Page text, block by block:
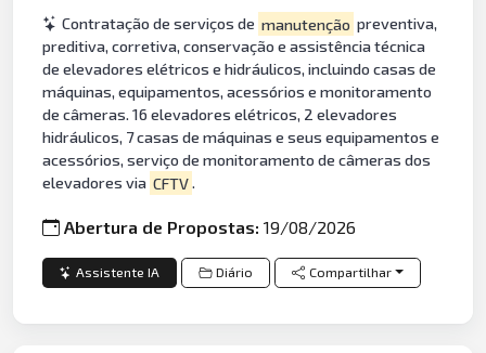
Contratação de serviços de manutenção preventiva,
preditiva, corretiva, conservação e assistência técnica
de elevadores elétricos e hidráulicos, incluindo casas de
máquinas, equipamentos, acessórios e monitoramento
de câmeras. 16 elevadores elétricos, 2 elevadores
hidráulicos, 7 casas de máquinas e seus equipamentos e
acessórios, serviço de monitoramento de câmeras dos
elevadores via CFTV.
Abertura de Propostas:19/08/2026
Assistente IA Diário Compartilhar